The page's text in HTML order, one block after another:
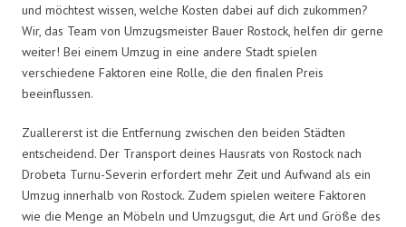
und möchtest wissen, welche Kosten dabei auf dich zukommen?
Wir, das Team von Umzugsmeister Bauer Rostock, helfen dir gerne
weiter! Bei einem Umzug in eine andere Stadt spielen
verschiedene Faktoren eine Rolle, die den finalen Preis
beeinflussen.
Zuallererst ist die Entfernung zwischen den beiden Städten
entscheidend. Der Transport deines Hausrats von Rostock nach
Drobeta Turnu-Severin erfordert mehr Zeit und Aufwand als ein
Umzug innerhalb von Rostock. Zudem spielen weitere Faktoren
wie die Menge an Möbeln und Umzugsgut, die Art und Größe des